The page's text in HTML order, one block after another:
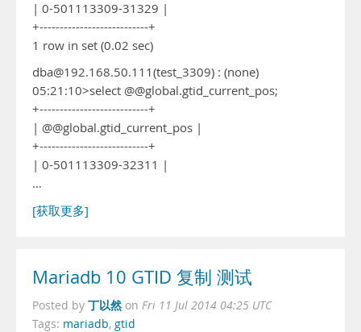
| 0-501113309-31329 |
+---------------------------+
1 row in set (0.02 sec)
dba@192.168.50.111(test_3309) : (none)
05:21:10>select @@global.gtid_current_pos;
+---------------------------+
| @@global.gtid_current_pos |
+---------------------------+
| 0-501113309-32311 |
…
[获取更多]
Mariadb 10 GTID 复制 测试
Posted by 丁以然 on Fri 11 Jul 2014 04:25 UTC
Tags: mariadb, gtid